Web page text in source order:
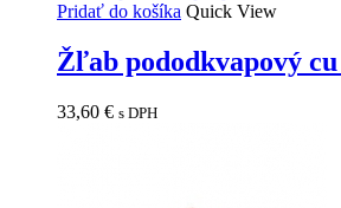
Pridať do košíka Quick View
Žľab pododkvapový
33,60 € s DPH